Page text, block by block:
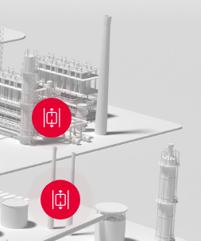
主运输应用
主运输应用系统采用高效率高功率
电机（永磁电滚筒）+变频调节，
高效能。通过智能精准感知技术与
传输 ，对运行状态参数、电气设备
方位音像监控和数据传输，并对存
患进行诊断、预警，提高运输自动
故障预防能力。
WEPM系列变频调速永磁同
电机以带有永磁体的转子为特色，
机更高效率和功率密度，同功率和
的机座号更小，能效等级符合
标一级
查看详情
WEPM系列变频调速永磁同
电机以带有永磁体的转子为特色，
机更高效率和功率密度，同功率和
的机座号更小，能效等级符合
标一级
查看详情